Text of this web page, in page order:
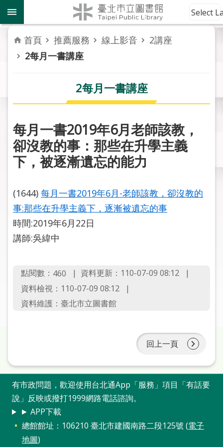
跳到主要內容區塊
到
館
資
訊
務
活
動
報
導
關
於
市
圖
申
請
加
入
市
圖
Select
首頁 推薦服務 線上影音
2講座
2每月一書講座
2每月一書講座
每月一書2019年6月老師該教，
卻沒教的事：那些在升學主義
下，被逐漸遺忘的能力
(1644) 每月一書2019年6月-老師該教，卻沒教的
事:那些在升學主義下，逐漸被遺忘的事
時間:2019年6月22日
講師:吳緯中
點閱數： 460
資料更新：110-07-09 08:12
資料檢視：110-07-09 08:12
資料維護：臺北市立圖書館
回上一頁
有市政問題，歡迎使用台北通App「服務」項目「有話要
說」反映或撥打1999網路電話諮詢。
► APP下載
總館館址：106210 臺北市建國南路二段125號 (電子
地圖)